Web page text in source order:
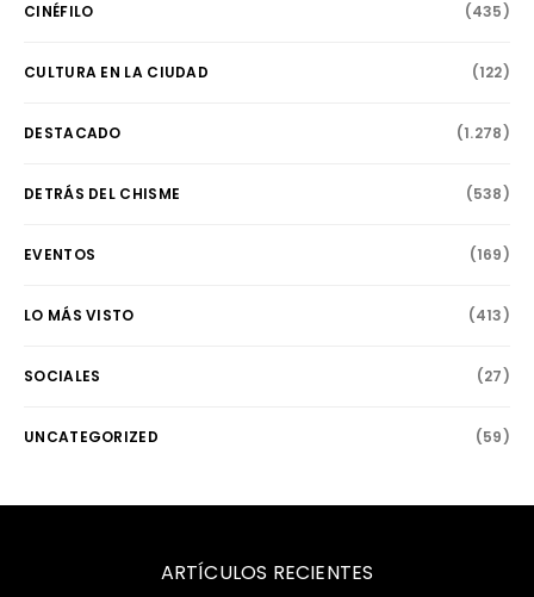
CINÉFILO (435)
CULTURA EN LA CIUDAD (122)
DESTACADO (1.278)
DETRÁS DEL CHISME (538)
EVENTOS (169)
LO MÁS VISTO (413)
SOCIALES (27)
UNCATEGORIZED (59)
ARTÍCULOS RECIENTES